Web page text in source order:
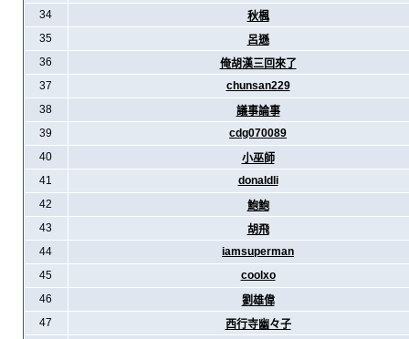
34
秋楓
35
呂遜
36
俺胡漢三回來了
37
chunsan229
38
議事論事
39
cdg070089
40
小巫師
41
donaldli
42
鮑鮑
43
胡飛
44
iamsuperman
45
coolxo
46
劉雄偉
47
西行寺幽々子